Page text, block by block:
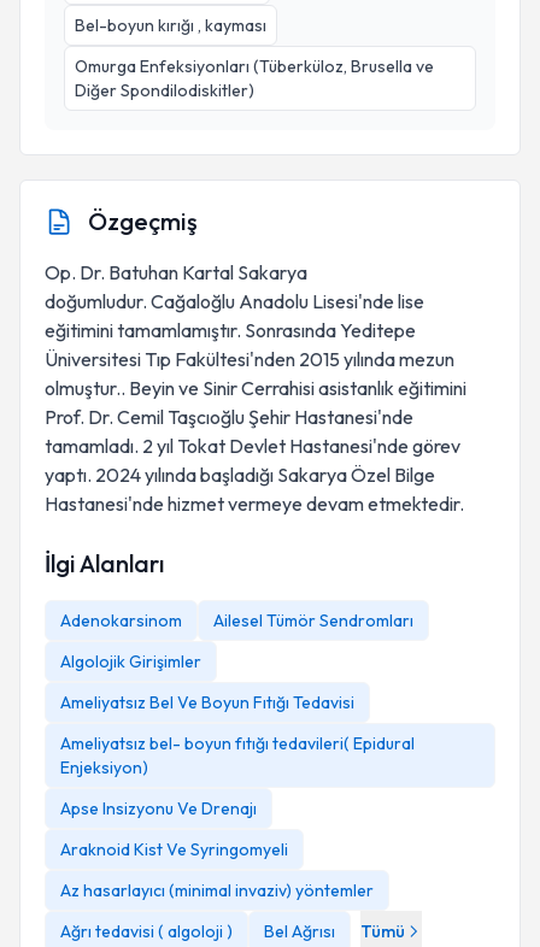
Bel-boyun kırığı , kayması
Omurga Enfeksiyonları (Tüberküloz, Brusella ve
Diğer Spondilodiskitler)
Özgeçmiş
Op. Dr. Batuhan Kartal Sakarya
doğumludur. Cağaloğlu Anadolu Lisesi'nde lise
eğitimini tamamlamıştır. Sonrasında Yeditepe
Üniversitesi Tıp Fakültesi'nden 2015 yılında mezun
olmuştur.. Beyin ve Sinir Cerrahisi asistanlık eğitimini
Prof. Dr. Cemil Taşcıoğlu Şehir Hastanesi'nde
tamamladı. 2 yıl Tokat Devlet Hastanesi'nde görev
yaptı. 2024 yılında başladığı Sakarya Özel Bilge
Hastanesi'nde hizmet vermeye devam etmektedir.
İlgi Alanları
Adenokarsinom
Ailesel Tümör Sendromları
Algolojik Girişimler
Ameliyatsız Bel Ve Boyun Fıtığı Tedavisi
Ameliyatsız bel- boyun fıtığı tedavileri( Epidural
Enjeksiyon)
Apse Insizyonu Ve Drenajı
Araknoid Kist Ve Syringomyeli
Az hasarlayıcı (minimal invaziv) yöntemler
Ağrı tedavisi ( algoloji )
Bel Ağrısı Tümü